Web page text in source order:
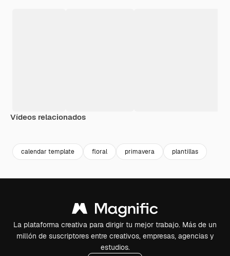
Vídeos relacionados
calendar template floral primavera plantillas
La plataforma creativa para dirigir tu mejor trabajo. Más de un
millón de suscriptores entre creativos, empresas, agencias y
estudios.